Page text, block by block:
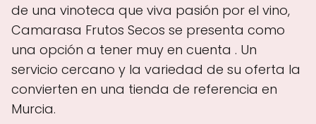
de una vinoteca que viva pasión por el vino,
Camarasa Frutos Secos se presenta como
una opción a tener muy en cuenta . Un
servicio cercano y la variedad de su oferta la
convierten en una tienda de referencia en
Murcia.